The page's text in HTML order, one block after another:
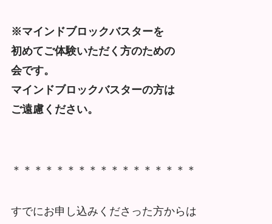
※マインドブロックバスターを
初めてご体験いただく方のための
会です。
マインドブロックバスターの方は
ご遠慮ください。
＊＊＊＊＊＊＊＊＊＊＊＊＊＊＊＊＊
すでにお申し込みくださった方からは